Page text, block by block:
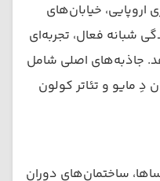
خیابان‌های
شبانه فعال، تجربه‌ای
جاذبه‌های اصلی شامل
دِ مایو و تئاتر کولون
ساختمان‌های دوران